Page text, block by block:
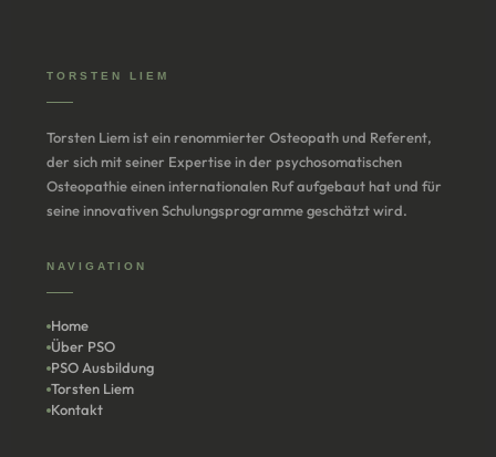
TORSTEN LIEM
Torsten Liem ist ein renommierter Osteopath und Referent,
der sich mit seiner Expertise in der psychosomatischen
Osteopathie einen internationalen Ruf aufgebaut hat und für
seine innovativen Schulungsprogramme geschätzt wird.
NAVIGATION
Home
Über PSO
PSO Ausbildung
Torsten Liem
Kontakt